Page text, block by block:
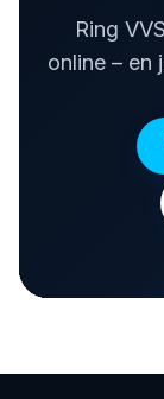
Ring
online – en